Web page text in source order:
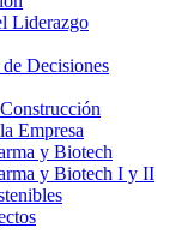
Liderazgo
Decisiones
Empresa
y Biotech
y Biotech I y II